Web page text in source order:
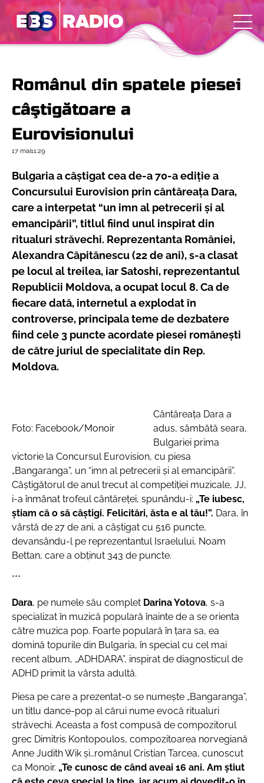
Românul din spatele piesei
câştigătoare a
Eurovisionului
17 mai11:29
Bulgaria a câştigat cea de-a 70-a ediţie a
Concursului Eurovision prin cântăreaţa Dara,
care a interpetat “un imn al petrecerii şi al
emancipării”, titlul fiind unul inspirat din
ritualuri străvechi. Reprezentanta României,
Alexandra Căpitănescu (22 de ani), s-a clasat
pe locul al treilea, iar Satoshi, reprezentantul
Republicii Moldova, a ocupat locul 8. Ca de
fiecare dată, internetul a explodat în
controverse, principala teme de dezbatere
fiind cele 3 puncte acordate piesei româneşti
de către juriul de specialitate din Rep.
Moldova.
Foto: Facebook/Monoir
Cântăreaţa Dara a
adus, sâmbătă seara,
Bulgariei prima
victorie la Concursul Eurovision, cu piesa
„Bangaranga”, un “imn al petrecerii şi al emancipării”.
Câştigătorul de anul trecut al competiţiei muzicale, JJ,
i-a înmânat trofeul cântăreţei, spunându-i: „Te iubesc,
ştiam că o să câştigi. Felicitări, ăsta e al tău!”. Dara, în
vârstă de 27 de ani, a câştigat cu 516 puncte,
devansându-l pe reprezentantul Israelului, Noam
Bettan, care a obţinut 343 de puncte.
***
Dara, pe numele său complet Darina Yotova, s-a
specializat în muzică populară înainte de a se orienta
către muzica pop. Foarte populară în ţara sa, ea
domină topurile din Bulgaria, în special cu cel mai
recent album, „ADHDARA”, inspirat de diagnosticul de
ADHD primit la vârsta adultă.
Piesa pe care a prezentat-o se numeşte „Bangaranga”,
un titlu dance-pop al cărui nume evocă ritualuri
străvechi. Aceasta a fost compusă de compozitorul
grec Dimitris Kontopoulos, compozitoarea norvegiană
Anne Judith Wik şi…românul Cristian Tarcea, cunoscut
ca Monoir. „Te cunosc de când aveai 16 ani. Am știut